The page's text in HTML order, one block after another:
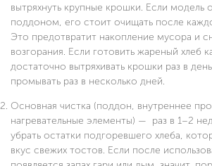
вытряхнуть крупные крошки. Если
поддоном, его стоит очищать после
Это предотвратит накопление мусора и
возгорания. Если готовить жареный хлеб
достаточно вытряхивать крошки раз в
промывать раз в несколько дней.
Основная чистка (поддон, внутреннее
нагревательные элементы) — раз в 1–2
убрать остатки подгоревшего хлеба,
вкус свежих тостов. Если после